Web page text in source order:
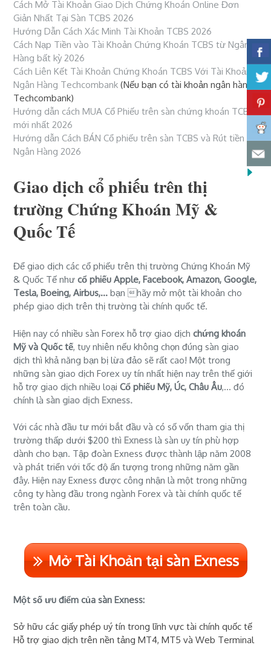
Cách Mở Tài Khoản Giao Dịch Chứng Khoán Online Đơn
Giản Nhất Tại Sàn TCBS 2026
Hướng Dẫn Cách Xác Minh Tài Khoản TCBS 2026
Cách Nạp Tiền vào Tài Khoản Chứng Khoán TCBS từ Ngân
Hàng bất kỳ 2026
Cách Liên Kết Tài Khoản Chứng Khoán TCBS Với Tài Khoản
Ngân Hàng Techcombank (Nếu bạn có tài khoản ngân hàng
Techcombank)
Hướng dẫn cách MUA Cổ Phiếu trên sàn chứng khoán TCBS
mới nhất 2026
Hướng dẫn Cách BÁN Cổ phiếu trên sàn TCBS và Rút tiền về
Ngân Hàng 2026
Giao dịch cổ phiếu trên thị
trường Chứng Khoán Mỹ &
Quốc Tế
Để giao dịch các cổ phiếu trên thị trường Chứng Khoán Mỹ
& Quốc Tế nhưcổ phiếu Apple, Facebook, Amazon, Google,
Tesla, Boeing, Airbus,... bạn hãy mở một tài khoản cho
phép giao dịch trên thị trường tài chính quốc tế.
Hiện nay có nhiều sàn Forex hỗ trợ giao dịchchứng khoán
Mỹ và Quốc tế, tuy nhiên nếu không chọn đúng sàn giao
dịch thì khả năng bạn bị lừa đảo sẽ rất cao! Một trong
những sàn giao dịch Forex uy tín nhất hiện nay trên thế giới
hỗ trợ giao dịch nhiều loạiCổ phiếu Mỹ, Úc, Châu Âu,... đó
chính là sàn giao dịch Exness.
Với các nhà đầu tư mới bắt đầu và có số vốn tham gia thị
trường thấp dưới $200 thìExness là sàn uy tín phù hợp
dành cho bạn. Tập đoàn Exness được thành lập năm 2008
và phát triển với tốc độ ấn tượng trong những năm gần
đây. Hiện nay Exness được công nhận là một trong những
công ty hàng đầu trong ngành Forex và tài chính quốc tế
trên toàn cầu.
Mở Tài Khoản tại sàn Exness
Một số ưu điểm của sàn Exness:
Sở hữu các giấy phép uý tín trong lĩnh vực tài chính quốc tế
Hỗ trợ giao dịch trên nền tảng MT4, MT5 và Web Terminal